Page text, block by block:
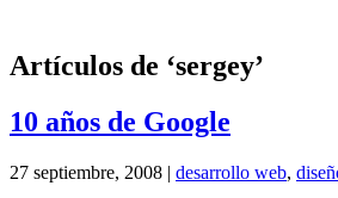
Artículos de ‘sergey’
10 años de Google
27 septiembre, 2008 | desarrollo web,